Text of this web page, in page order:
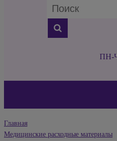
ПН-
Главная
Медицинские расходные материалы